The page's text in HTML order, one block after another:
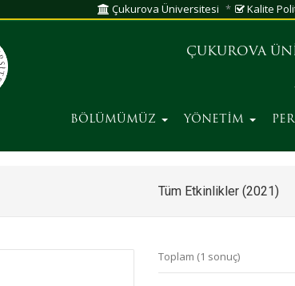
Çukurova Üniversitesi Kalite
ÇUKUROVA
BÖLÜMÜMÜZ YÖNETİM
Tüm Etkinlikler (2021)
Toplam (1 sonuç)